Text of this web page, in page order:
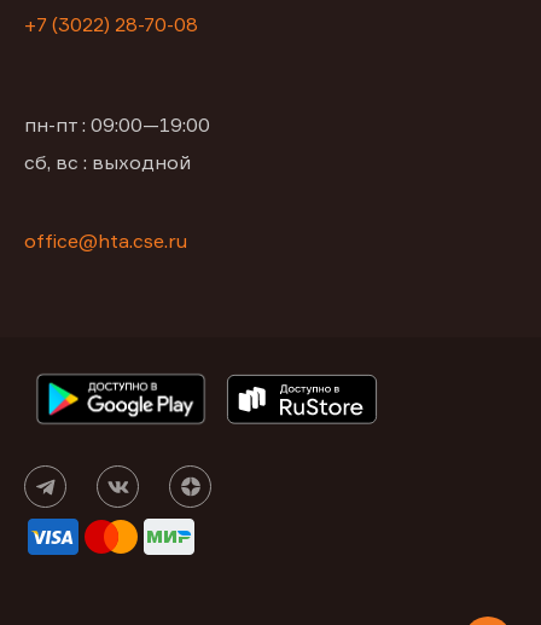
+7 (3022) 28-70-08
пн-пт : 09:00—19:00
сб, вс : выходной
office@hta.cse.ru